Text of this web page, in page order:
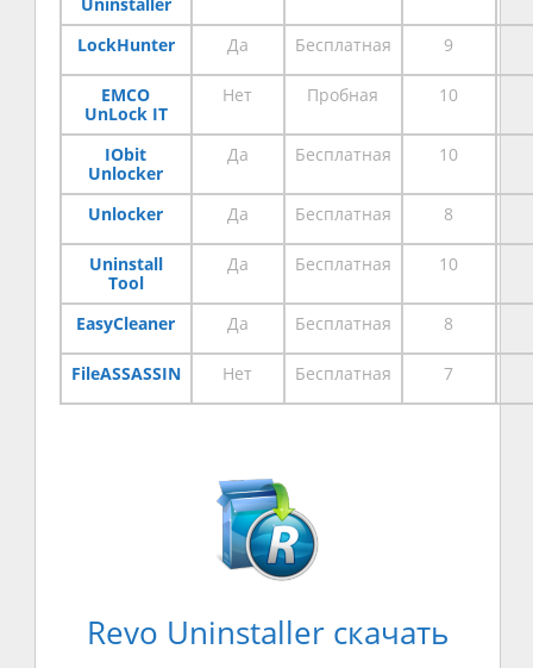
LockHunter Да Бесплатная 9
EMCO
UnLock IT
Нет Пробная 10
IObit
Unlocker
Да Бесплатная 10
Unlocker Да Бесплатная 8
Uninstall
Tool
Да Бесплатная 10
EasyCleaner Да Бесплатная 8
FileASSASSIN Нет Бесплатная 7
Revo Uninstaller скачать